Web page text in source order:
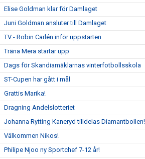
Elise Goldman klar för Damlaget
Juni Goldman ansluter till Damlaget
TV - Robin Carlén inför uppstarten
Träna Mera startar upp
Dags för Skandiamäklarnas vinterfotbollsskola
ST-Cupen har gått i mål
Grattis Marika!
Dragning Andelslotteriet
Johanna Rytting Kaneryd tilldelas Diamantbollen!
Välkommen Nikos!
Philipe Njoo ny Sportchef 7-12 år!